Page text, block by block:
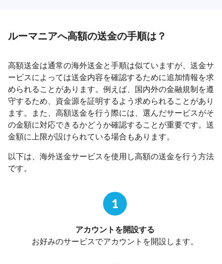
ルーマニアへ高額の送金の手順は？
高額送金は通常の海外送金と手順は似ていますが、送金サ
ービスによっては送金内容を確認するために追加情報を求
められることがあります。例えば、国内外の金融規制を遵
守するため、資金源を証明するよう求められることがあり
ます。また、高額送金を行う際には、選んだサービスがそ
の金額に対応できるかどうか確認することが重要です。送
金額に上限が設けられている場合もあります。
以下は、海外送金サービスを使用し高額の送金を行う方法
です。
1
アカウントを開設する
お好みのサービスでアカウントを開設します。